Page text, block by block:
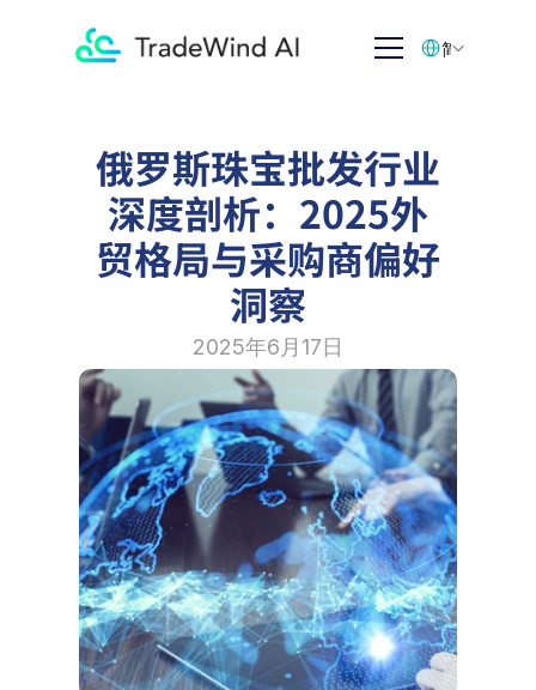
俄罗斯珠宝批发行业
深度剖析：2025外
贸格局与采购商偏好
洞察
2025年6月17日
简体中文